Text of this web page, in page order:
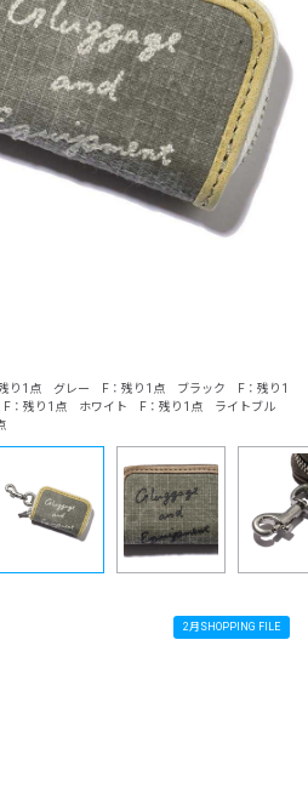
り1点 グレー F：残り1点 ブラック F：残り1
残り1点 ホワイト F：残り1点 ライトブル
2月SHOPPING FILE